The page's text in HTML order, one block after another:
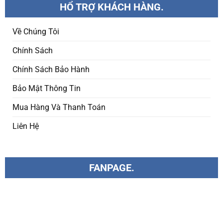
HỔ TRỢ KHÁCH HÀNG.
Về Chúng Tôi
Chính Sách
Chính Sách Bảo Hành
Bảo Mật Thông Tin
Mua Hàng Và Thanh Toán
Liên Hệ
FANPAGE.